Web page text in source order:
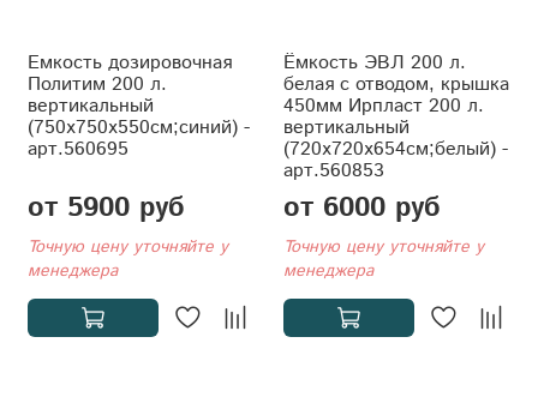
Емкость дозировочная
Политим 200 л.
вертикальный
(750x750x550см;синий) -
арт.560695
от 5900 руб
Точную цену уточняйте у
менеджера
Ёмкость ЭВЛ 200 л.
белая с отводом, крышка
450мм Ирпласт 200 л.
вертикальный
(720x720x654см;белый) -
арт.560853
от 6000 руб
Точную цену уточняйте у
менеджера